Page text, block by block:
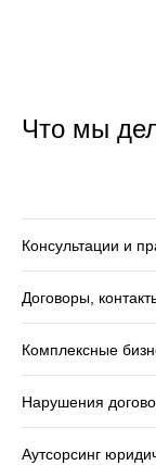
Что мы
Консультации и
Договоры,
Комплексные
Нарушения
Аутсорсинг